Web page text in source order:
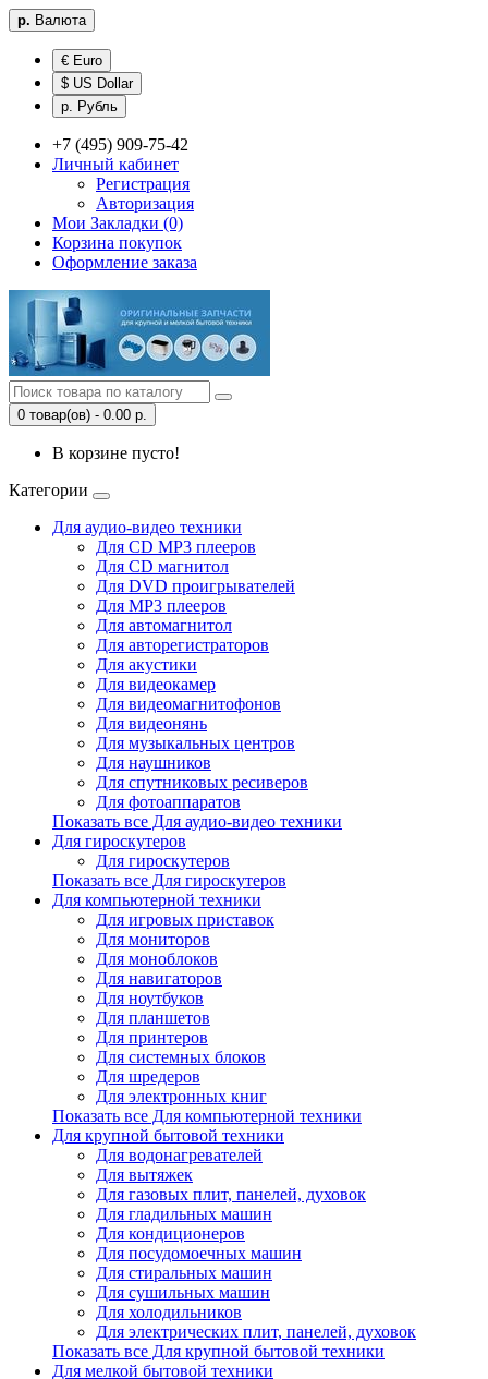
р. Валюта
€ Euro
$ US Dollar
р. Рубль
+7 (495) 909-75-42
Личный кабинет
Регистрация
Авторизация
Мои Закладки (0)
Корзина покупок
Оформление заказа
0 товар(ов) - 0.00 р.
В корзине пусто!
Категории
Для аудио-видео техники
Для CD MP3 плееров
Для CD магнитол
Для DVD проигрывателей
Для MP3 плееров
Для автомагнитол
Для авторегистраторов
Для акустики
Для видеокамер
Для видеомагнитофонов
Для видеонянь
Для музыкальных центров
Для наушников
Для спутниковых ресиверов
Для фотоаппаратов
Показать все Для аудио-видео техники
Для гироскутеров
Для гироскутеров
Показать все Для гироскутеров
Для компьютерной техники
Для игровых приставок
Для мониторов
Для моноблоков
Для навигаторов
Для ноутбуков
Для планшетов
Для принтеров
Для системных блоков
Для шредеров
Для электронных книг
Показать все Для компьютерной техники
Для крупной бытовой техники
Для водонагревателей
Для вытяжек
Для газовых плит, панелей, духовок
Для гладильных машин
Для кондиционеров
Для посудомоечных машин
Для стиральных машин
Для сушильных машин
Для холодильников
Для электрических плит, панелей, духовок
Показать все Для крупной бытовой техники
Для мелкой бытовой техники